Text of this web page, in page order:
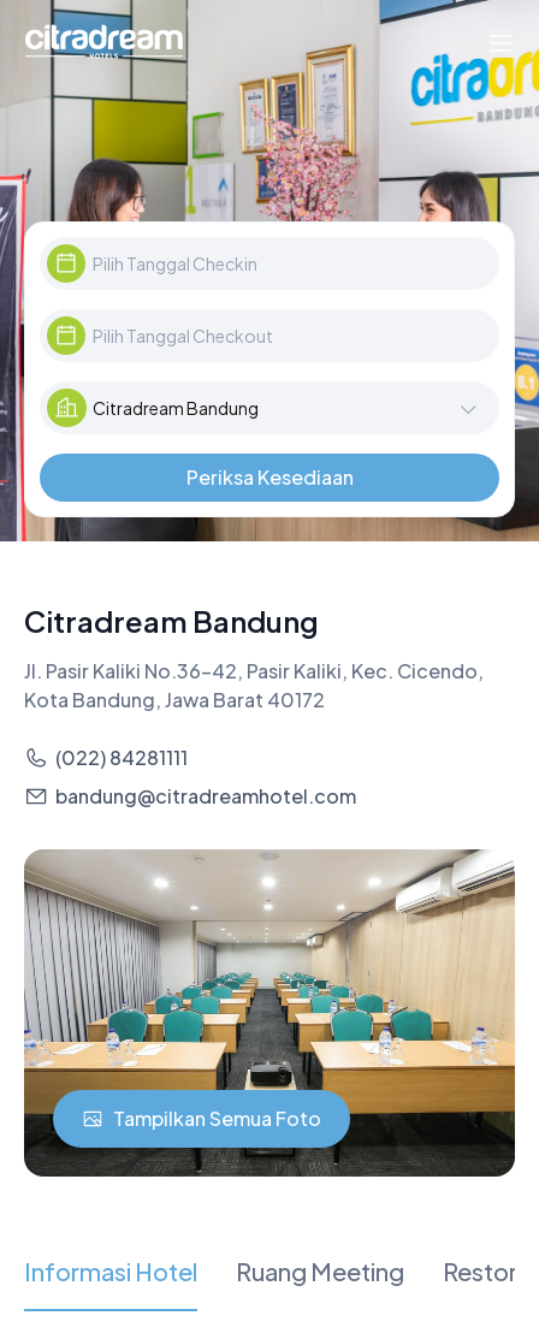
Periksa Kesediaan
Citradream Bandung
Jl. Pasir Kaliki No.36-42, Pasir Kaliki, Kec. Cicendo,
Kota Bandung, Jawa Barat 40172
(022) 84281111
bandung@citradreamhotel.com
Tampilkan Semua Foto
Informasi Hotel Ruang Meeting